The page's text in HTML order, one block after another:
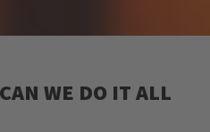
WE DO IT ALL